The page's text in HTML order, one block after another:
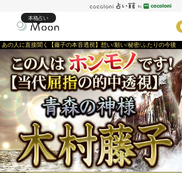
本格占い
あの人に直接聞く【藤子の本音透視】想い/願い/秘密/ふたりの今後